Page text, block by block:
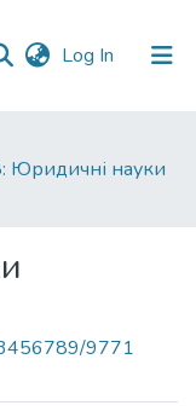
Log In (current)
Юридичні науки
9771